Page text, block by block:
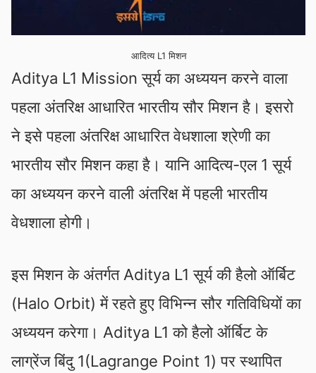
आदित्य L1 मिशन
Aditya L1 Mission सूर्य का अध्ययन करने वाला
पहला अंतरिक्ष आधारित भारतीय सौर मिशन है। इसरो
ने इसे पहला अंतरिक्ष आधारित वेधशाला श्रेणी का
भारतीय सौर मिशन कहा है। यानि आदित्‍य-एल 1 सूर्य
का अध्ययन करने वाली अंतरिक्ष में पहली भारतीय
वेधशाला होगी।
इस मिशन के अंतर्गत Aditya L1 सूर्य की हैलो ऑर्बिट
(Halo Orbit) में रहते हुए विभिन्न सौर गतिविधियों का
अध्ययन करेगा। Aditya L1 को हैलो ऑर्बिट के
लाग्रेंज बिंदु 1(Lagrange Point 1) पर स्थापित